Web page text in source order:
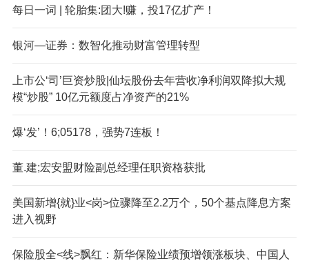
每日一词 | 轮胎集:团大!赚，投17亿扩产！
银河—证券：数智化推动财富管理转型
上市公‘司’巨资炒股|仙坛股份去年营收净利润双降拟大规
模“炒股” 10亿元额度占净资产的21%
爆‘发’！6;05178，强势7连板！
董.建;宏安盟财险副总经理任职资格获批
美国新增{就}业<岗>位骤降至2.2万个，50个基点降息方案
进入视野
保险股全<线>飘红：新华保险业绩预增领涨板块、中国人